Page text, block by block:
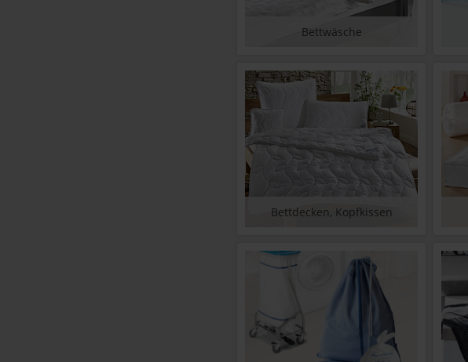
Bettwäsche
Bettdecken, Kopfkissen